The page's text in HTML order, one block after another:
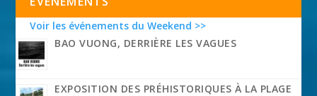
Voir les événements du Weekend >>
BAO VUONG, DERRIÈRE LES VAGUES
EXPOSITION DES PRÉHISTORIQUES À LA PLAGE